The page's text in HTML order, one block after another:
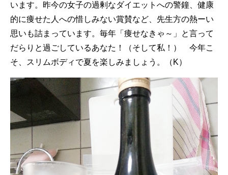
います。昨今の女子の過剰なダイエットへの警鐘、健康
的に痩せた人への惜しみない賞賛など、先生方の熱ーい
思いも詰まっています。毎年「痩せなきゃ～」と言って
だらりと過ごしているあなた！（そして私！） 今年こ
そ、スリムボディで夏を楽しみましょう。（K）